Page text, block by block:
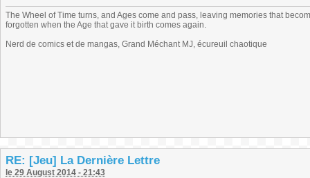
The Wheel of Time turns, and Ages come and pass, leaving memories that
forgotten when the Age that gave it birth comes again.
Nerd de comics et de mangas, Grand Méchant MJ, écureuil chaotique
RE: [Jeu] La Dernière Lettre
le 29 August 2014 - 21:43